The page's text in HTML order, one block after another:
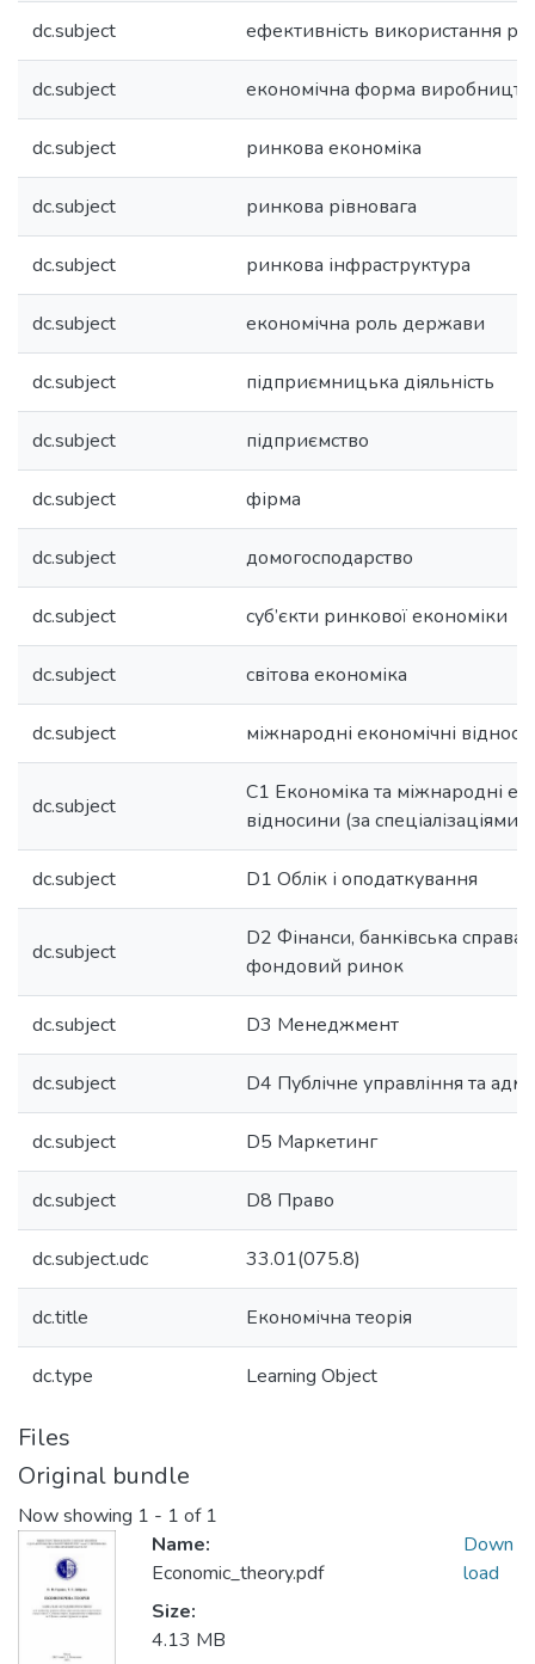
dc.subject ефективність використання
dc.subject економічна форма
dc.subject ринкова економіка
dc.subject ринкова рівновага
dc.subject ринкова інфраструктура
dc.subject економічна роль держави
dc.subject підприємницька діяльність
dc.subject підприємство
dc.subject фірма
dc.subject домогосподарство
dc.subject суб’єкти ринкової економіки
dc.subject світова економіка
dc.subject міжнародні економічні
dc.subject
C1 Економіка та міжнародні
відносини (за спеціалізаціями)
dc.subject D1 Облік і оподаткування
dc.subject
D2 Фінанси, банківська справа,
фондовий ринок
dc.subject D3 Менеджмент
dc.subject D4 Публічне управління та
dc.subject D5 Маркетинг
dc.subject D8 Право
dc.subject.udc 33.01(075.8)
dc.title Економічна теорія
dc.type Learning Object
Files
Original bundle
Now showing 1 - 1 of 1
Name:
Economic_theory.pdf
Size:
4.13 MB
Down
load